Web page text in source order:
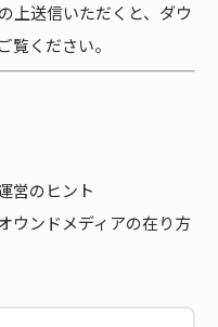
上送信いただくと、ダウ
覧ください。
営のヒント
ウンドメディアの在り方